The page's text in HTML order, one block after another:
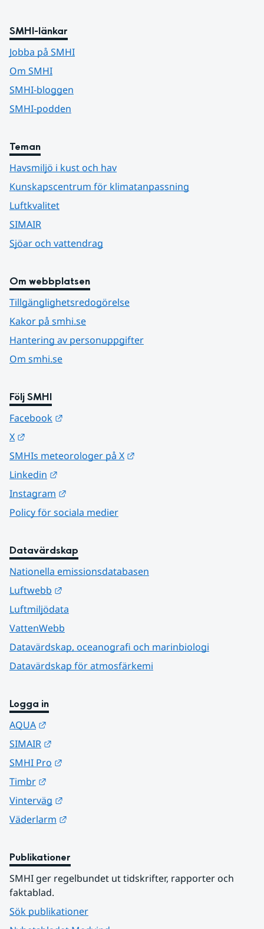
SMHI-länkar
Jobba på SMHI
Om SMHI
SMHI-bloggen
SMHI-podden
Teman
Havsmiljö i kust och hav
Kunskapscentrum för klimatanpassning
Luftkvalitet
SIMAIR
Sjöar och vattendrag
Om webbplatsen
Tillgänglighetsredogörelse
Kakor på smhi.se
Hantering av personuppgifter
Om smhi.se
Följ SMHI
Facebook
X
SMHIs meteorologer på X
Linkedin
Instagram
Policy för sociala medier
Datavärdskap
Nationella emissionsdatabasen
Luftwebb
Luftmiljödata
VattenWebb
Datavärdskap, oceanografi och marinbiologi
Datavärdskap för atmosfärkemi
Logga in
AQUA
SIMAIR
SMHI Pro
Timbr
Vinterväg
Väderlarm
Publikationer
SMHI ger regelbundet ut tidskrifter, rapporter och
faktablad.
Sök publikationer